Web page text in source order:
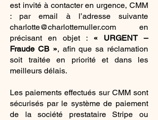
est invité à contacter en urgence, CMM
: par email à l’adresse suivante
charlotte@charlottemuller.com en
précisant en objet : « URGENT –
Fraude CB », afin que sa réclamation
soit traitée en priorité et dans les
meilleurs délais.
Les paiements effectués sur CMM sont
sécurisés par le système de paiement
de la société prestataire Stripe ou